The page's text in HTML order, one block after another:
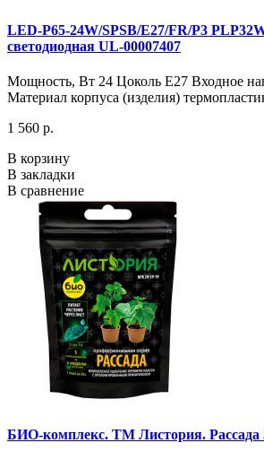
LED-P65-24W/SPSB/E27/FR/P3
светодиодная UL-00007407
Мощность, Вт 24 Цоколь Е27 Входное
Материал корпуса (изделия)
1 560 р.
В корзину
В закладки
В сравнение
БИО-комплекс. ТМ Листория. Рассада